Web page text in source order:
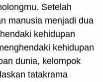
Setelah
manusia menjadi dua
kehidupan
kehidupan
dunia, kelompok
tatakrama